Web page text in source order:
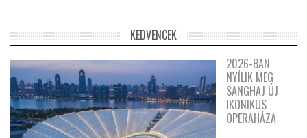
KEDVENCEK
2026-BAN
NYÍLIK MEG
SANGHAJ ÚJ
IKONIKUS
OPERAHÁZA